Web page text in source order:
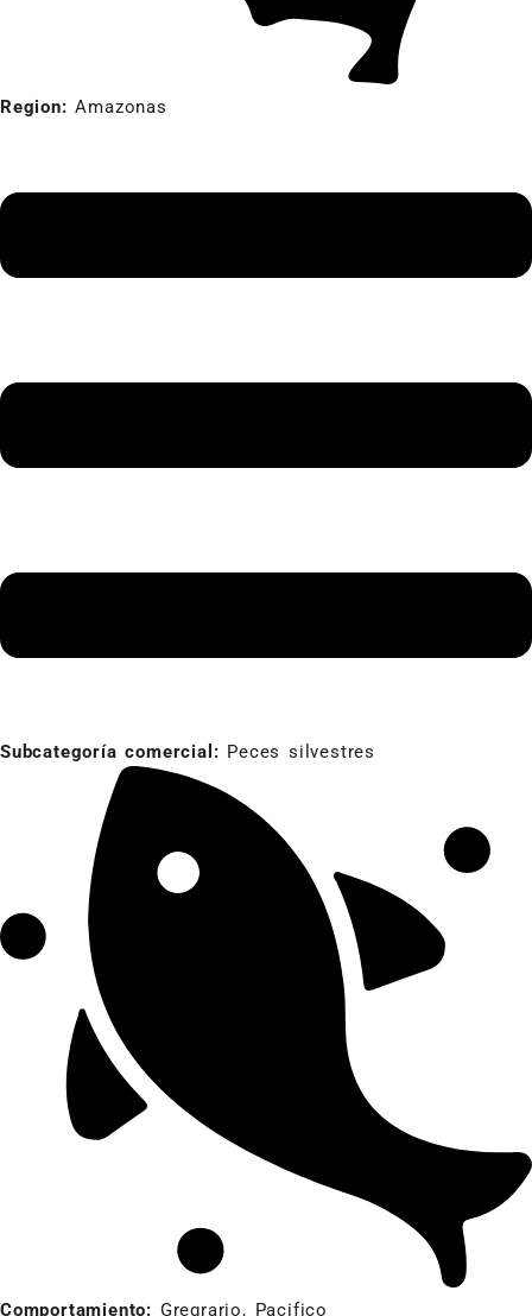
Region:Amazonas
Subcategoría comercial: Peces silvestres
Comportamiento: Gregrario, Pacifico